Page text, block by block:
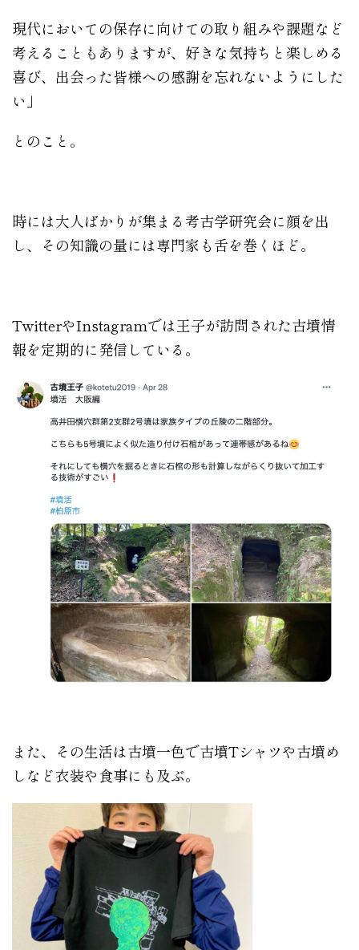
現代においての保存に向けての取り組みや課題など
考えることもありますが、好きな気持ちと楽しめる
喜び、出会った皆様への感謝を忘れないようにした
い」
とのこと。
時には大人ばかりが集まる考古学研究会に顔を出
し、その知識の量には専門家も舌を巻くほど。
TwitterやInstagramでは王子が訪問された古墳情
報を定期的に発信している。
また、
その生活は古墳一色で古墳Tシャツや古墳め
しなど衣装や食事にも及ぶ。